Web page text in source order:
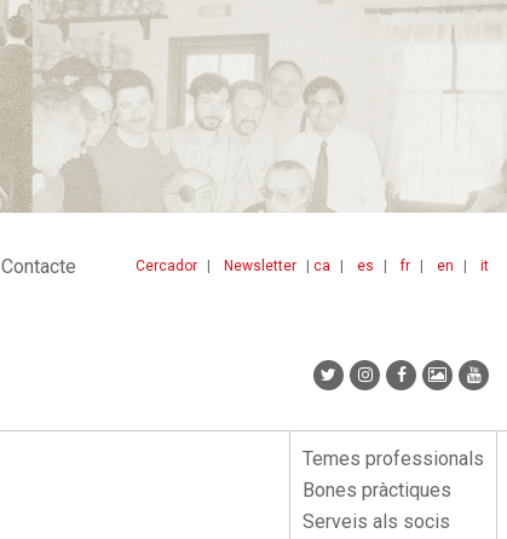
ca es fr en it
Cercador Newsletter
Contacte
Menu
lateral
Temes professionals
Bones pràctiques
Serveis als socis